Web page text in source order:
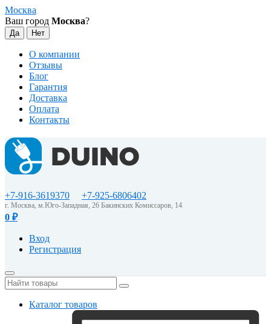
Москва
Ваш город Москва?
О компании
Отзывы
Блог
Гарантия
Доставка
Оплата
Контакты
+7-916-3619370 +7-925-6806402
г. Москва, м.Юго-Западная, 26 Бакинских Комиссаров, 14
0 ₽
Вход
Регистрация
Каталог товаров